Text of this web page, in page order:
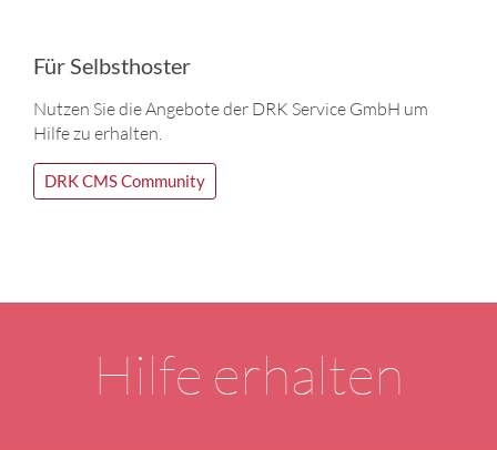
Für Selbsthoster
Nutzen Sie die Angebote der DRK Service GmbH um
Hilfe zu erhalten.
DRK CMS Community
Hilfe erhalten